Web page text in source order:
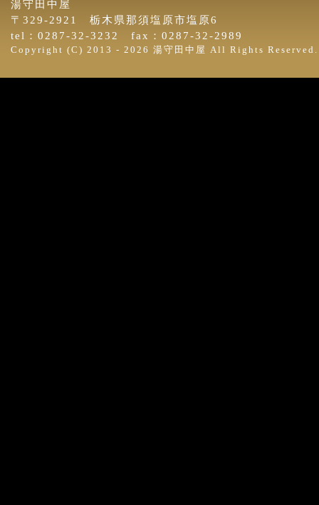
湯守田中屋
〒329-2921 栃木県那須塩原市塩原6
tel：0287-32-3232 fax：0287-32-2989
Copyright (C) 2013 - 2026 湯守田中屋 All Rights Reserved.